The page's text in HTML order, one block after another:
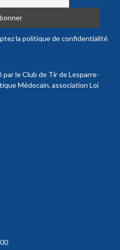
la politique de confidentialité
le Club de Tir de Lesparre-
Médocain, association Loi